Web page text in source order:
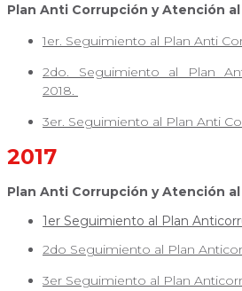
Plan Anti Corrupción y Atención al
1er. Seguimiento al Plan Anti
2do. Seguimiento al Plan
2018.
3er. Seguimiento al Plan Anti
2017
Plan Anti Corrupción y Atención al
1er Seguimiento al Plan
2do Seguimiento al Plan
3er Seguimiento al Plan